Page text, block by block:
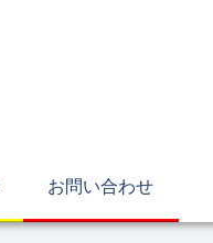
お問い合わせ